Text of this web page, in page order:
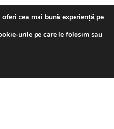
cea mai bună experiență pe
urile pe care le folosim sau